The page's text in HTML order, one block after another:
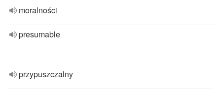
moralności
presumable
przypuszczalny